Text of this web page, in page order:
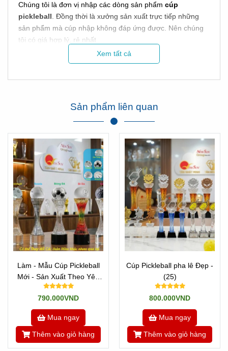
Chúng tôi là đơn vị nhập các dòng sản phẩm cúp
pickleball . Đồng thời là xưởng sản xuất trực tiếp những
sản phẩm mà cúp nhập không đáp ứng được. Nên chúng
tôi có giá hợp lý, rẻ nhất
Vơi hơn 15 năm trong nghề, chúng tôi tự hào là đơn vị có
TOP MẪU CÚP
PICKLEBALL ĐẸP - CÒN
>500 MẪU TẠI KHO
Xem tất cả
Sản phẩm liên quan
Làm - Mẫu Cúp Pickleball
Mới - Sản Xuất Theo Yêu
Cầu
790.000VND
Mua ngay
Thêm vào giỏ hàng
Cúp Pickleball pha lê Đẹp -
(25)
800.000VND
Mua ngay
Thêm vào giỏ hàng